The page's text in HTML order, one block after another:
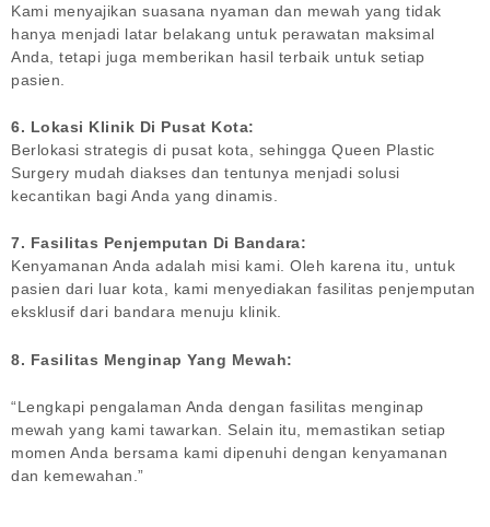
Kami menyajikan suasana nyaman dan mewah yang tidak
hanya menjadi latar belakang untuk perawatan maksimal
Anda, tetapi juga memberikan hasil terbaik untuk setiap
pasien.
6. Lokasi Klinik Di Pusat Kota:
Berlokasi strategis di pusat kota, sehingga Queen Plastic
Surgery mudah diakses dan tentunya menjadi solusi
kecantikan bagi Anda yang dinamis.
7. Fasilitas Penjemputan Di Bandara:
Kenyamanan Anda adalah misi kami. Oleh karena itu, untuk
pasien dari luar kota, kami menyediakan fasilitas penjemputan
eksklusif dari bandara menuju klinik.
8. Fasilitas Menginap Yang Mewah:
“Lengkapi pengalaman Anda dengan fasilitas menginap
mewah yang kami tawarkan. Selain itu, memastikan setiap
momen Anda bersama kami dipenuhi dengan kenyamanan
dan kemewahan.”